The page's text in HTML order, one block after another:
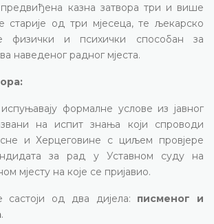
предвиђена казна затвора три и више
старије од три мјесеца, те љекарско
физички и психички способан за
наведеног радног мјеста.
формалне услове из јавног
на испит знања који спроводи
и Херцеговине с циљем провјере
за рад у Уставном суду на
мјесту на које се пријавио.
од два дијела: писменог и
.